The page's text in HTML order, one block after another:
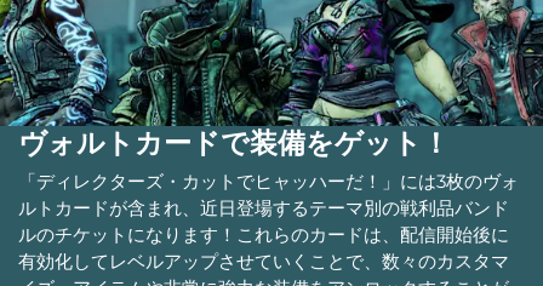
ヴォルトカードで装備をゲット！
「ディレクターズ・カットでヒャッハーだ！」には3枚のヴォ
ルトカードが含まれ、近日登場するテーマ別の戦利品バンド
ルのチケットになります！これらのカードは、配信開始後に
有効化してレベルアップさせていくことで、数々のカスタマ